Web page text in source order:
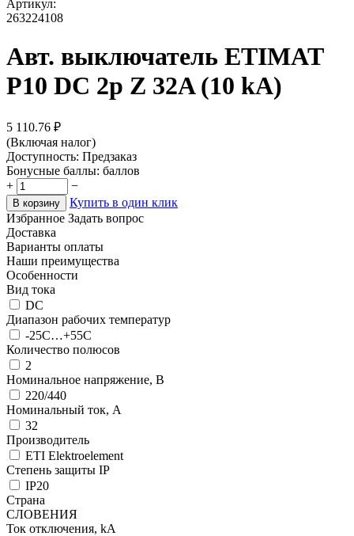
Артикул:
263224108
Авт. выключатель ETIMAT
P10 DC 2p Z 32A (10 kA)
5 110.76 ₽
(Включая налог)
Доступность: Предзаказ
Бонусные баллы: баллов
+
−
В корзину
Купить в один клик
Избранное Задать вопрос
Доставка
Варианты оплаты
Наши преимущества
Особенности
Вид тока
DC
Диапазон рабочих температур
-25C…+55C
Количество полюсов
2
Номинальное напряжение, В
220/440
Номинальный ток, А
32
Производитель
ETI Elektroelement
Степень защиты IP
IP20
Страна
СЛОВЕНИЯ
Ток отключения, kА